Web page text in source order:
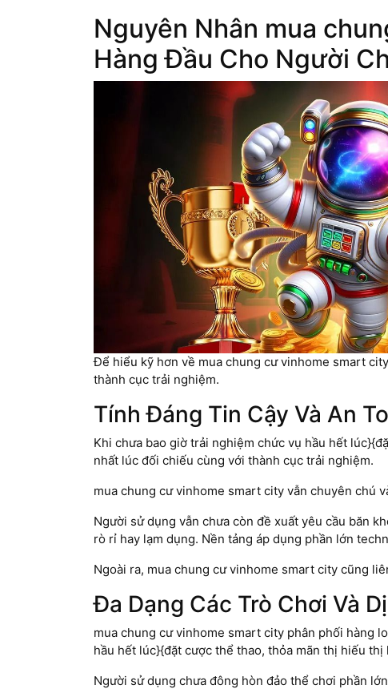
Nguyên Nhân mua
Hàng Đầu Cho Người
Để hiểu kỹ hơn về mua chung cư vinhome smart
thành cục trải nghiệm.
Tính Đáng Tin Cậy Và An
Khi chưa bao giờ trải nghiệm chức vụ hầu hết
nhất lúc đối chiếu cùng với thành cục trải nghiệm.
mua chung cư vinhome smart city vẫn chuyên chú
Người sử dụng vẫn chưa còn đề xuất yêu cầu băn
rò rỉ hay lạm dụng. Nền tảng áp dụng phần lớn
Ngoài ra, mua chung cư vinhome smart city cũng
Đa Dạng Các Trò Chơi Và
mua chung cư vinhome smart city phân phối hàng
hầu hết lúc}{đặt cược thể thao, thỏa mãn thị hiếu
Người sử dụng chưa đông hòn đảo thể chơi phần